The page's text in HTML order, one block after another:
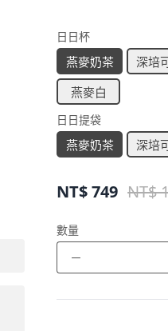
日日杯
燕麥奶茶 深培
燕麥白
日日提袋
燕麥奶茶 深培
NT$749 NT$
數量
－